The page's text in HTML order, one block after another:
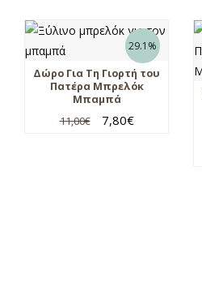
29.1%
Δώρο Για Τη Γιορτή του
Πατέρα Μπρελόκ
Μπαμπά
11,00€ 7,80€